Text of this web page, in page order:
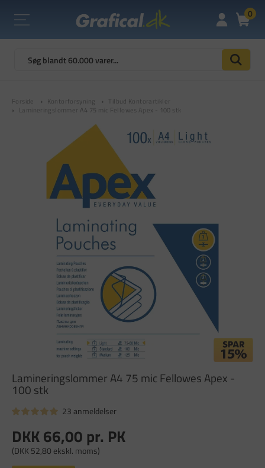
0
Forside Kontorforsyning
Tilbud Kontorartikler
Lamineringslommer A4 75 mic Fellowes Apex - 100 stk
Lamineringslommer A4 75 mic Fellowes Apex -
100 stk
23 anmeldelser
DKK 66,00 pr. PK
(DKK 52,80 ekskl. moms)